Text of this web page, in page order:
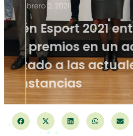
febrero 2, 2021
Emprén Esport
sus 14 premios
adaptado a las
circunstancias